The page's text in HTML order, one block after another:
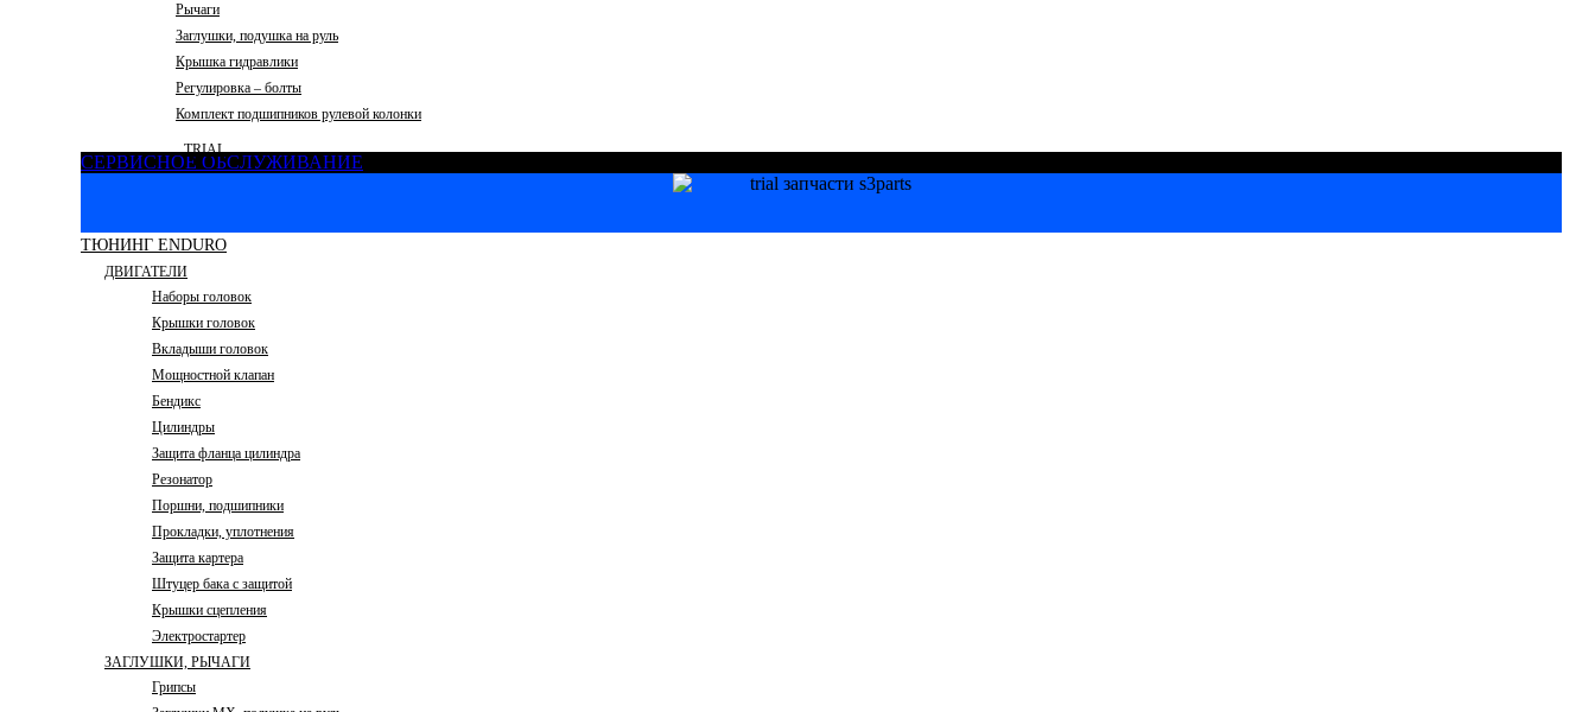
Рычаги
Заглушки, подушка на руль
Крышка гидравлики
Регулировка – болты
Комплект подшипников рулевой колонки
TRIAL
СЕРВИСНОЕ ОБСЛУЖИВАНИЕ
ТЮНИНГ ENDURO
ДВИГАТЕЛИ
Наборы головок
Крышки головок
Вкладыши головок
Мощностной клапан
Бендикс
Цилиндры
Защита фланца цилиндра
Резонатор
Поршни, подшипники
Прокладки, уплотнения
Защита картера
Штуцер бака с защитой
Крышки сцепления
Электростартер
ЗАГЛУШКИ, РЫЧАГИ
Грипсы